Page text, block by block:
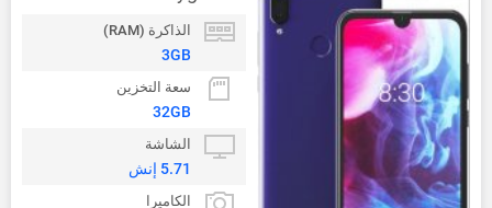
الذاكرة (RAM)
3GB
سعة التخزين
32GB
الشاشة
5.71 إنش
الكاميرا